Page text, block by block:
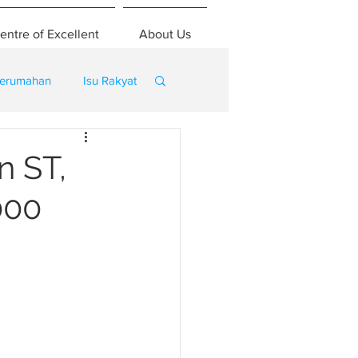
of Excellent About Us
Isu Rakyat
ST,